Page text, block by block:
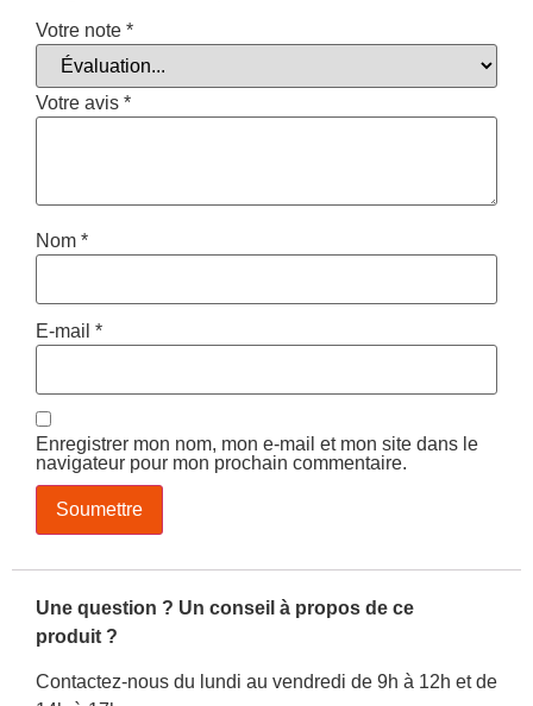
Votre note *
Votre avis *
Nom *
E-mail *
Enregistrer mon nom, mon e-mail et mon site dans le
navigateur pour mon prochain commentaire.
Une question ? Un conseil à propos de ce
produit ?
Contactez-nous du lundi au vendredi de 9h à 12h et de